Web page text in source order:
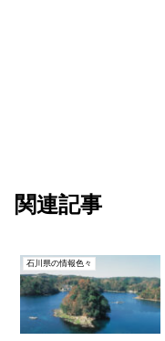
関連記事
石川県の情報色々